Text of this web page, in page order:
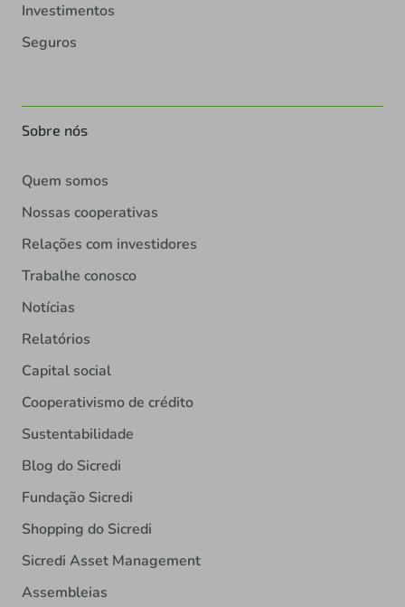
Investimentos
Seguros
Sobre nós
Quem somos
Nossas cooperativas
Relações com investidores
Trabalhe conosco
Notícias
Relatórios
Capital social
Cooperativismo de crédito
Sustentabilidade
Blog do Sicredi
Fundação Sicredi
Shopping do Sicredi
Sicredi Asset Management
Assembleias